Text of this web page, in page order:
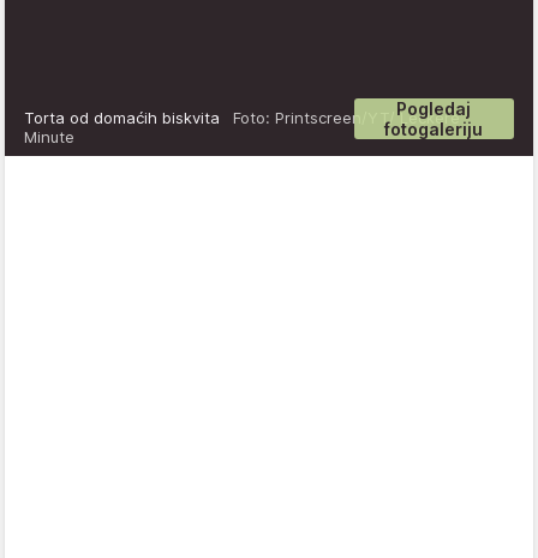
Pogledaj
fotogaleriju
Torta od domaćih biskvita Foto: Printscreen/YT/ Leckere
Minute